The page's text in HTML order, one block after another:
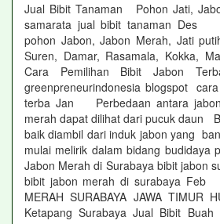
Jual Bibit Tanaman Pohon Jati,
samarata jual bibit tanaman Des
pohon Jabon, Jabon Merah, Jati
Suren, Damar, Rasamala, Kokka,
Cara Pemilihan Bibit Jabon
greenpreneurindonesia blogspot
terba Jan Perbedaan antara
merah dapat dilihat dari pucuk daun
baik diambil dari induk jabon yang
mulai melirik dalam bidang budidaya
Jabon Merah di Surabaya bibit jabon
bibit jabon merah di surabaya Feb
MERAH SURABAYA JAWA
Ketapang Surabaya Jual Bibit Buah